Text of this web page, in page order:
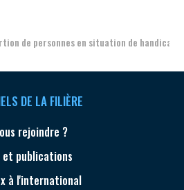
en situation de handicap
DE LA FILIÈRE
rejoindre ?
et publications
à l'international